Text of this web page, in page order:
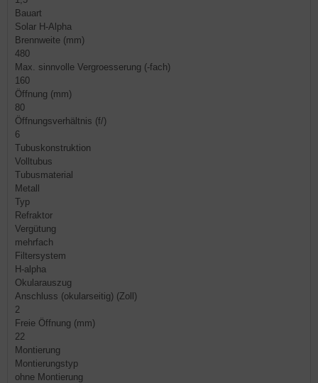
Bauart
Solar H-Alpha
Brennweite (mm)
480
Max. sinnvolle Vergroesserung (-fach)
160
Öffnung (mm)
80
Öffnungsverhältnis (f/)
6
Tubuskonstruktion
Volltubus
Tubusmaterial
Metall
Typ
Refraktor
Vergütung
mehrfach
Filtersystem
H-alpha
Okularauszug
Anschluss (okularseitig) (Zoll)
2
Freie Öffnung (mm)
22
Montierung
Montierungstyp
ohne Montierung